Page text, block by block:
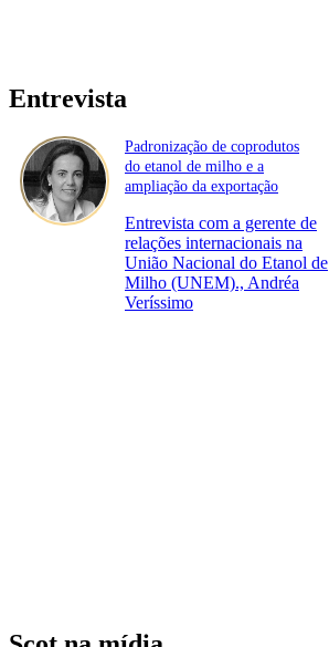
Entrevista
Padronização de coprodutos
do etanol de milho e a
ampliação da exportação
Entrevista com a gerente de
relações internacionais na
União Nacional do Etanol de
Milho (UNEM)., Andréa
Veríssimo